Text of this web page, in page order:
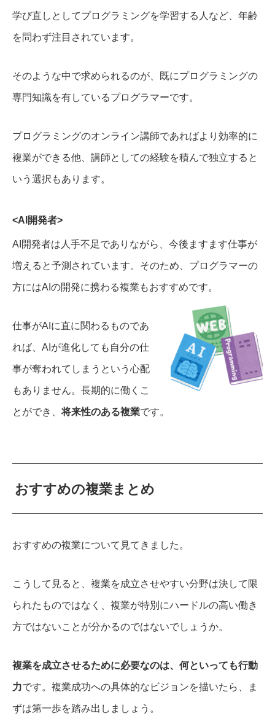
学び直しとしてプログラミングを学習する人など、年齢
を問わず注目されています。
そのような中で求められるのが、既にプログラミングの
専門知識を有しているプログラマーです。
プログラミングのオンライン講師であればより効率的に
複業ができる他、講師としての経験を積んで独立すると
いう選択もあります。
<AI開発者>
AI開発者は人手不足でありながら、今後ますます仕事が
増えると予測されています。そのため、プログラマーの
方にはAIの開発に携わる複業もおすすめです。
仕事がAIに直に関わるものであ
れば、AIが進化しても自分の仕
事が奪われてしまうという心配
もありません。長期的に働くこ
とができ、将来性のある複業です。
おすすめの複業まとめ
おすすめの複業について見てきました。
こうして見ると、複業を成立させやすい分野は決して限
られたものではなく、複業が特別にハードルの高い働き
方ではないことが分かるのではないでしょうか。
複業を成立させるために必要なのは、何といっても行動
力です。 複業成功への具体的なビジョンを描いたら、ま
ずは第一歩を踏み出しましょう。